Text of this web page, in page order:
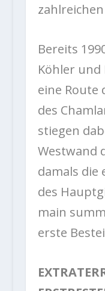
Bereits
Köhler und
eine Route
des
stiegen
Westwand
damals die
des
main
erste